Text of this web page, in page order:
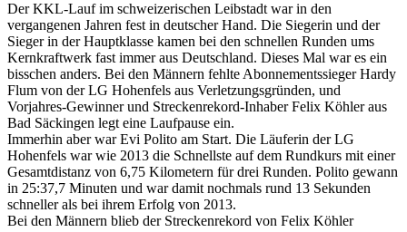
Der KKL-Lauf im schweizerischen Leibstadt war in den
vergangenen Jahren fest in deutscher Hand. Die Siegerin und der
Sieger in der Hauptklasse kamen bei den schnellen Runden ums
Kernkraftwerk fast immer aus Deutschland. Dieses Mal war es ein
bisschen anders. Bei den Männern fehlte Abonnementssieger Hardy
Flum von der LG Hohenfels aus Verletzungsgründen, und
Vorjahres-Gewinner und Streckenrekord-Inhaber Felix Köhler aus
Bad Säckingen legt eine Laufpause ein.
Immerhin aber war Evi Polito am Start. Die Läuferin der LG
Hohenfels war wie 2013 die Schnellste auf dem Rundkurs mit einer
Gesamtdistanz von 6,75 Kilometern für drei Runden. Polito gewann
in 25:37,7 Minuten und war damit nochmals rund 13 Sekunden
schneller als bei ihrem Erfolg von 2013.
Bei den Männern blieb der Streckenrekord von Felix Köhler